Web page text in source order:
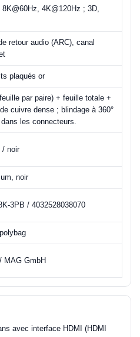
8K@60Hz, 4K@120Hz ; 3D,
retour audio (ARC), canal
plaqués or
par paire) + feuille totale +
cuivre dense ; blindage à 360°
les connecteurs.
/ noir
noir
3PB / 4032528038070
MAG GmbH
avec interface HDMI (HDMI